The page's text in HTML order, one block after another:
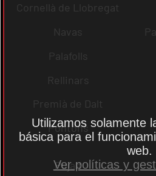
Cornellà de Llobregat
Navas
Palafolls
Rellinars
Premià de Dalt
Pontons
Pujalt
Utilizamos solamente
básica para el
web.
Ver políticas y